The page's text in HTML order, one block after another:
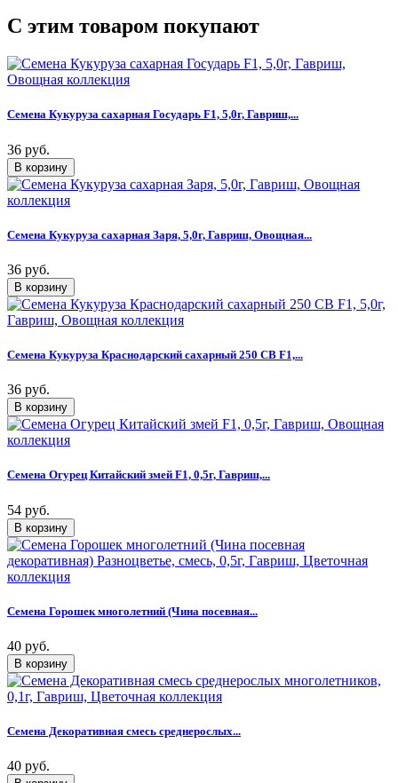
C этим товаром покупают
Семена Кукуруза сахарная Государь F1, 5,0г, Гавриш,...
36 руб.
Семена Кукуруза сахарная Заря, 5,0г, Гавриш, Овощная...
36 руб.
Семена Кукуруза Краснодарский сахарный 250 СВ F1,...
36 руб.
Семена Огурец Китайский змей F1, 0,5г, Гавриш,...
54 руб.
Семена Горошек многолетний (Чина посевная...
40 руб.
Семена Декоративная смесь среднерослых...
40 руб.